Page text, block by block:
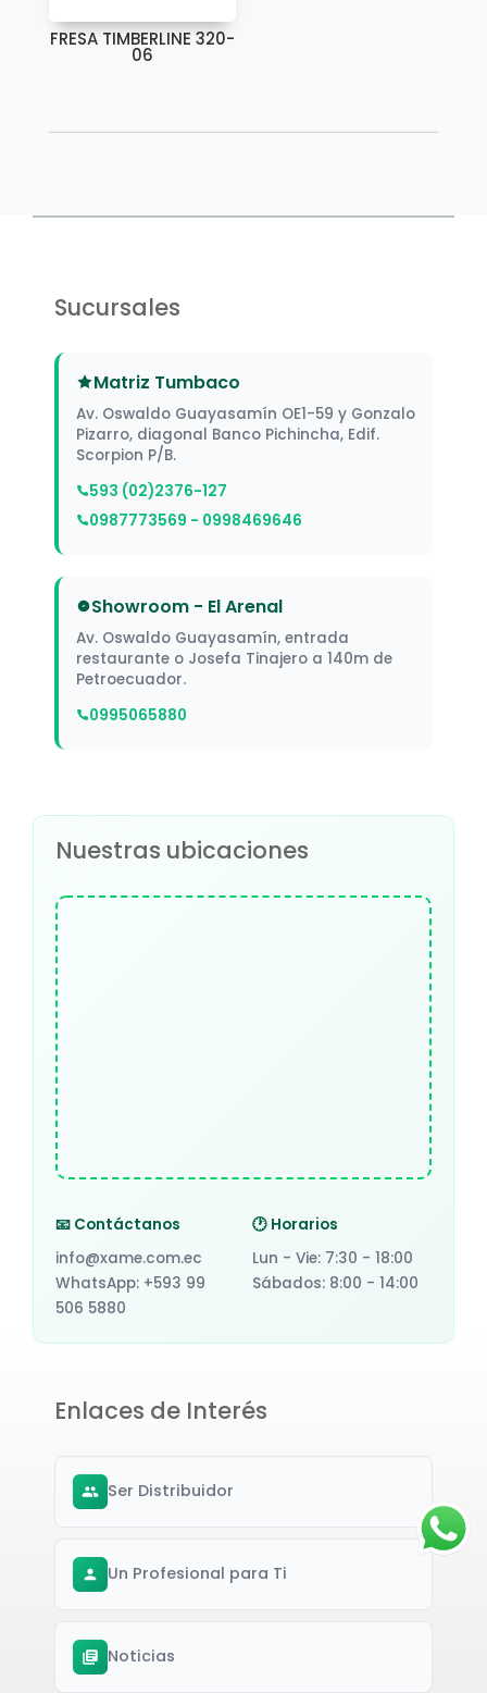
FRESA TIMBERLINE 320-
06
Sucursales
Matriz Tumbaco
Av. Oswaldo Guayasamín OE1-59 y Gonzalo
Pizarro, diagonal Banco Pichincha, Edif.
Scorpion P/B.
593 (02)2376-127
0987773569 - 0998469646
Showroom - El Arenal
Av. Oswaldo Guayasamín, entrada
restaurante o Josefa Tinajero a 140m de
Petroecuador.
0995065880
Nuestras ubicaciones
📧 Contáctanos
info@xame.com.ec
WhatsApp: +593 99
506 5880
🕐 Horarios
Lun - Vie: 7:30 - 18:00
Sábados: 8:00 - 14:00
Enlaces de Interés
Ser Distribuidor
Un Profesional para Ti
Noticias